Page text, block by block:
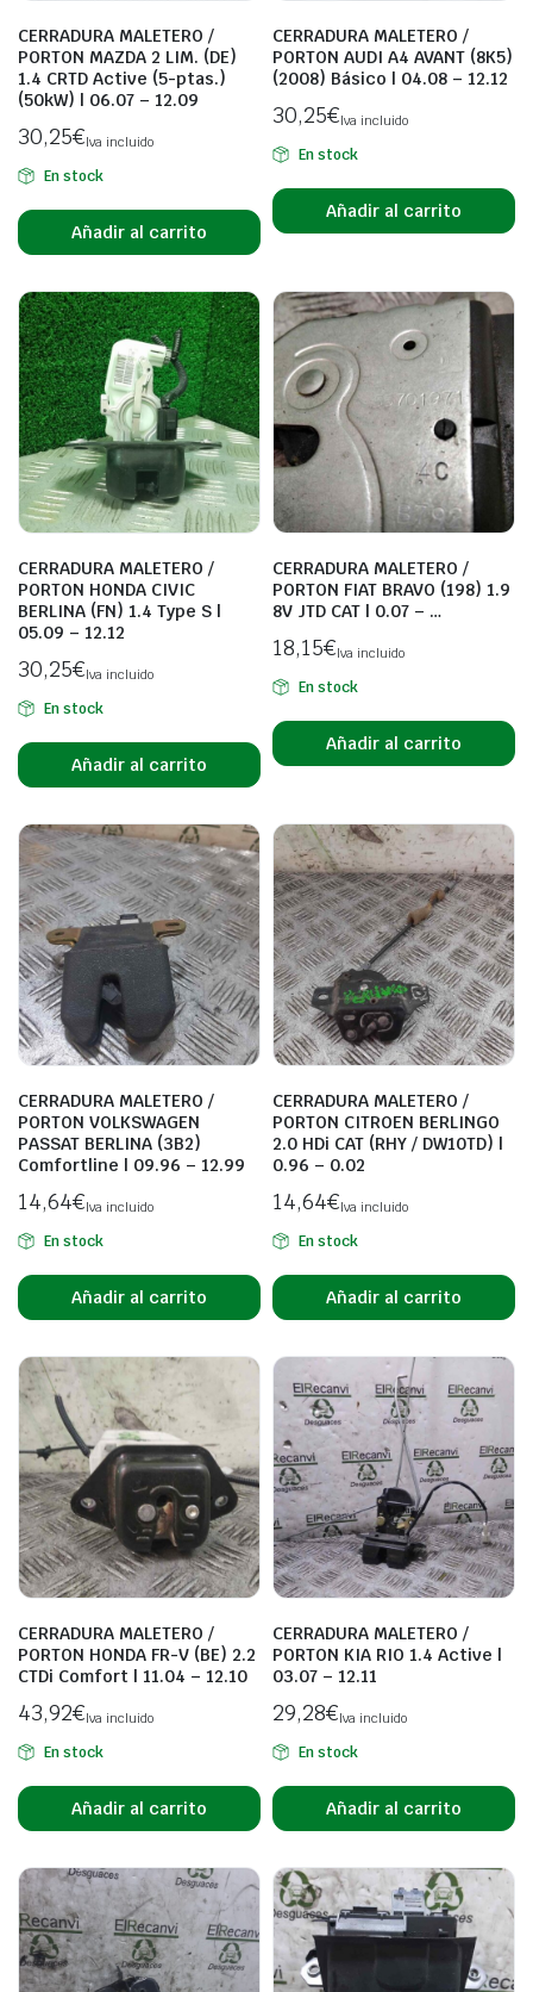
CERRADURA MALETERO /
PORTON MAZDA 2 LIM. (DE)
1.4 CRTD Active (5-ptas.)
(50kW) | 06.07 – 12.09
30,25€Iva incluido
En stock
Añadir al carrito
CERRADURA MALETERO /
PORTON AUDI A4 AVANT (8K5)
(2008) Básico | 04.08 – 12.12
30,25€Iva incluido
En stock
Añadir al carrito
CERRADURA MALETERO /
PORTON HONDA CIVIC
BERLINA (FN) 1.4 Type S |
05.09 – 12.12
30,25€Iva incluido
En stock
Añadir al carrito
CERRADURA MALETERO /
PORTON FIAT BRAVO (198) 1.9
8V JTD CAT | 0.07 – …
18,15€Iva incluido
En stock
Añadir al carrito
CERRADURA MALETERO /
PORTON VOLKSWAGEN
PASSAT BERLINA (3B2)
Comfortline | 09.96 – 12.99
14,64€Iva incluido
En stock
Añadir al carrito
CERRADURA MALETERO /
PORTON CITROEN BERLINGO
2.0 HDi CAT (RHY / DW10TD) |
0.96 – 0.02
14,64€Iva incluido
En stock
Añadir al carrito
CERRADURA MALETERO /
PORTON HONDA FR-V (BE) 2.2
CTDi Comfort | 11.04 – 12.10
43,92€Iva incluido
En stock
Añadir al carrito
CERRADURA MALETERO /
PORTON KIA RIO 1.4 Active |
03.07 – 12.11
29,28€Iva incluido
En stock
Añadir al carrito